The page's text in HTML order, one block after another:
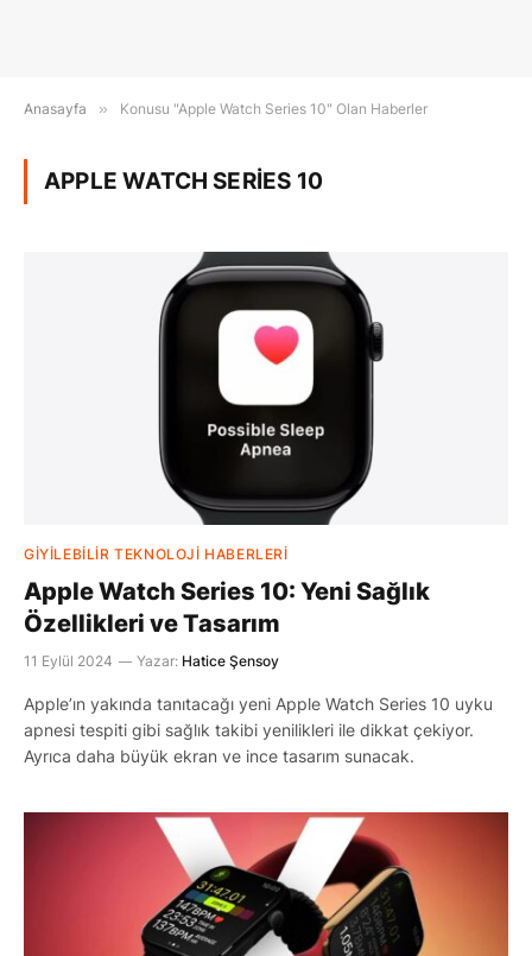
Anasayfa » Konusu "Apple Watch Series 10" Olan Haberler
APPLE WATCH SERIES 10
GIYILEBILIR TEKNOLOJI HABERLERI
Apple Watch Series 10: Yeni Sağlık
Özellikleri ve Tasarım
11 Eylül 2024 Yazar: Hatice Şensoy
Apple’ın yakında tanıtacağı yeni Apple Watch Series 10 uyku
apnesi tespiti gibi sağlık takibi yenilikleri ile dikkat çekiyor.
Ayrıca daha büyük ekran ve ince tasarım sunacak.